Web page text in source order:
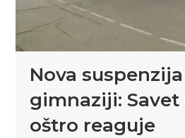
Nova
gimnaziji:
oštro reaguje